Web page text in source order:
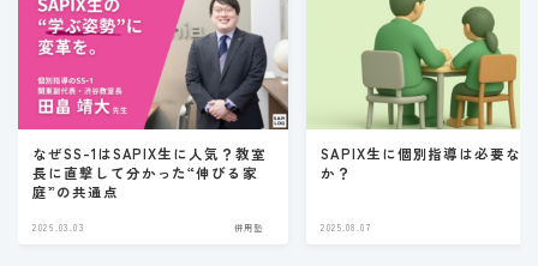
なぜSS-1はSAPIX生に人気？教室
長に直撃して分かった“伸びる家
庭”の共通点
2026.03.03 併用塾
SAPIX生に個別指導は必要なの
か？
2025.08.07